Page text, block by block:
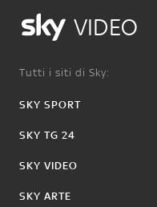
VIDEO
Tutti i siti di Sky:
SKY SPORT
SKY TG 24
SKY VIDEO
SKY ARTE